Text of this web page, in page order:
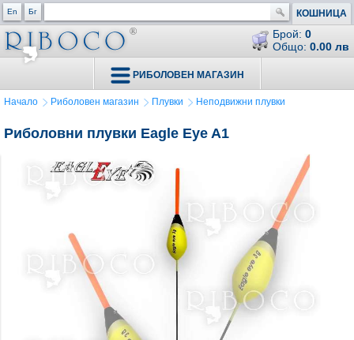
En Бг КОШНИЦА
Брой: 0
Общо: 0.00 лв
РИБОЛОВЕН МАГАЗИН
Начало Риболовен магазин Плувки Неподвижни плувки
Риболовни плувки Eagle Eye A1